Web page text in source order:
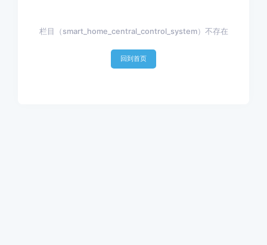
栏目（smart_home_central_control_system）不存在
回到首页